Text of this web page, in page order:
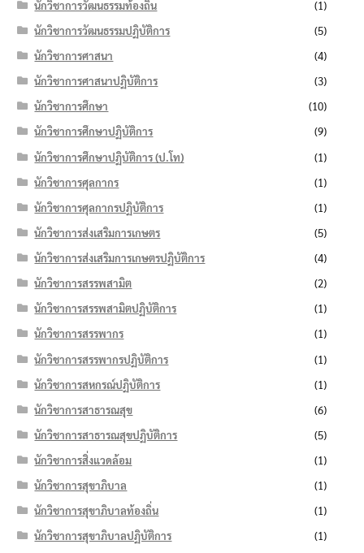
นักวิชาการวัฒนธรรมท้องถิ่น
(1)
นักวิชาการวัฒนธรรมปฏิบัติการ
(5)
นักวิชาการศาสนา
(4)
นักวิชาการศาสนาปฏิบัติการ
(3)
นักวิชาการศึกษา
(10)
นักวิชาการศึกษาปฏิบัติการ
(9)
นักวิชาการศึกษาปฏิบัติการ (ป.โท)
(1)
นักวิชาการศุลกากร
(1)
นักวิชาการศุลกากรปฏิบัติการ
(1)
นักวิชาการส่งเสริมการเกษตร
(5)
นักวิชาการส่งเสริมการเกษตรปฏิบัติการ
(4)
นักวิชาการสรรพสามิต
(2)
นักวิชาการสรรพสามิตปฏิบัติการ
(1)
นักวิชาการสรรพากร
(1)
นักวิชาการสรรพากรปฏิบัติการ
(1)
นักวิชาการสหกรณ์ปฏิบัติการ
(1)
นักวิชาการสาธารณสุข
(6)
นักวิชาการสาธารณสุขปฏิบัติการ
(5)
นักวิชาการสิ่งแวดล้อม
(1)
นักวิชาการสุขาภิบาล
(1)
นักวิชาการสุขาภิบาลท้องถิ่น
(1)
นักวิชาการสุขาภิบาลปฏิบัติการ
(1)